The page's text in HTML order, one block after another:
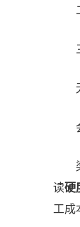
二
三
无
会
梁
读硬
工成